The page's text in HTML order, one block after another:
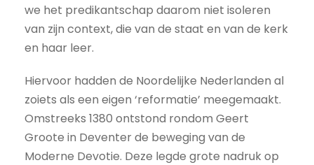
we het predikantschap daarom niet isoleren
van zijn context, die van de staat en van de kerk
en haar leer.
Hiervoor hadden de Noordelijke Nederlanden al
zoiets als een eigen ‘reformatie’ meegemaakt.
Omstreeks 1380 ontstond rondom Geert
Groote in Deventer de beweging van de
Moderne Devotie. Deze legde grote nadruk op